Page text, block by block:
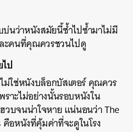
นว่าหนังสมัยนี้ซ้ำไปซ้ำมาไม่มี
ะคนที่คุณควรชวนไปดู
ป
ม่ใช่หนังบล็อกบัสเตอร์ คุณควร
าะไม่อย่างนั้นรอบหนังใน
บจนน่าใจหาย แน่นอนว่า The
อหนังที่คุ้มค่าที่จะดูในโรง